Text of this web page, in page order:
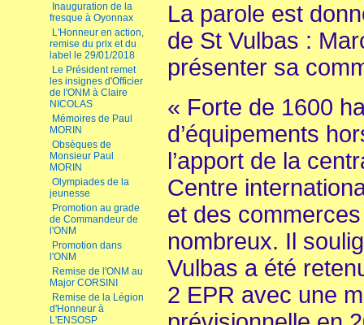
Inauguration de la
fresque à Oyonnax
L'Honneur en action,
remise du prix et du
label le 29/01/2018
Le Président remet
les insignes d'Officier
de l'ONM à Claire
NICOLAS
Mémoires de Paul
MORIN
Obsèques de
Monsieur Paul
MORIN
Olympiades de la
jeunesse
Promotion au grade
de Commandeur de
l'ONM
Promotion dans
l'ONM
Remise de l'ONM au
Major CORSINI
Remise de la Légion
d'Honneur à
L'ENSOSP
La parole est
de St Vulbas :
présenter sa
« Forte de 1600
d’équipements
l’apport de la
Centre
et des
nombreux. Il
Vulbas a été
2 EPR avec une